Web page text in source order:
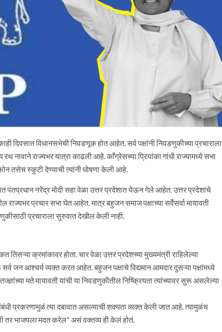
दिवसात विधानसभेची निवडणूक होत आहेत. सर्व पक्षांनी निवडणुकीच्या प्रचाराला
नावाने राज्यभर यात्रा काढली आहे. काँग्रेसच्या प्रियांका गांधी राज्यामध्ये सभा
तसेच स्कुटी देण्याची त्यांनी घोषणा केली आहे.
पंतप्रधान नरेंद्र मोदी सहा वेळा उत्तर प्रदेशात येऊन गेले आहेत. उत्तर प्रदेशाचे
प्रचार सभा घेत आहेत. मात्र बहुजन समाज पक्षाच्या सर्वेसर्वा मायावती
प्रचाराला सुरुवात देखील केली नाही.
क्रमांकावर होता. चार वेळा उत्तर प्रदेशच्या मुख्यमंत्री राहिलेल्या
जन आश्चर्य व्यक्त करत आहेत. बहुजन पक्षाचे विद्यमान आमदार दुसऱ्या पक्षांमध्ये
मते मायावती यांची या निवडणुकीतील निष्क्रियता त्यांच्यावर सुरू असलेल्या
प्रकरणामुळं त्या दबावात असल्याची शक्यता व्यक्त केली जात आहे. त्यामुळंच
तर भाजपला मदत करेल” असं वक्तव्य ही केलं होतं.